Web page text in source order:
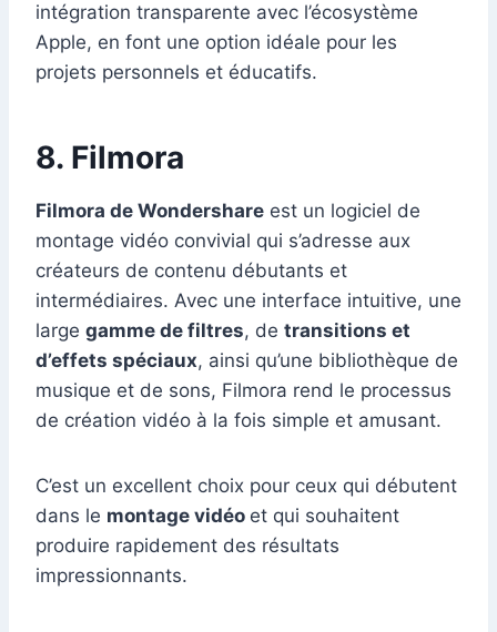
intégration transparente avec l’écosystème
Apple, en font une option idéale pour les
projets personnels et éducatifs.
8. Filmora
Filmora de Wondershare est un logiciel de
montage vidéo convivial qui s’adresse aux
créateurs de contenu débutants et
intermédiaires. Avec une interface intuitive, une
large gamme de filtres, de transitions et
d’effets spéciaux, ainsi qu’une bibliothèque de
musique et de sons, Filmora rend le processus
de création vidéo à la fois simple et amusant.
C’est un excellent choix pour ceux qui débutent
dans le montage vidéo et qui souhaitent
produire rapidement des résultats
impressionnants.